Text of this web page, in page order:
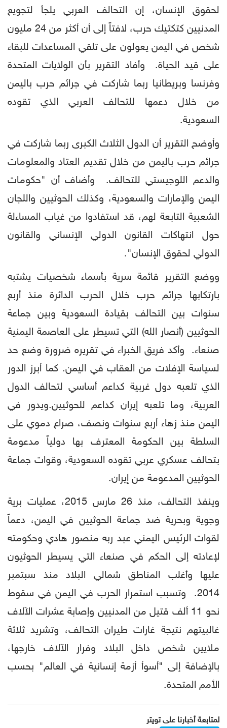
لحقوق الإنسان، إن التحالف العربي يلجأ لتجويع
المدنيين كتكتيك حرب، لافتاً إلى أن أكثر من 24 مليون
شخص في اليمن يعولون على تلقي المساعدات للبقاء
على قيد الحياة. وأفاد التقرير بأن الولايات المتحدة
وفرنسا وبريطانيا ربما شاركت في جرائم حرب باليمن
من خلال دعمها للتحالف العربي الذي تقوده
السعودية.
وأوضح التقرير أن الدول الثلاث الكبرى ربما شاركت في
جرائم حرب باليمن من خلال تقديم العتاد والمعلومات
والدعم اللوجيستي للتحالف. وأضاف أن "حكومات
اليمن والإمارات والسعودية، وكذلك الحوثيين واللجان
الشعبية التابعة لهم، قد استفادوا من غياب المساءلة
حول انتهاكات القانون الدولي الإنساني والقانون
الدولي لحقوق الإنسان".
ووضع التقرير قائمة سرية بأسماء شخصيات يشتبه
بارتكابها جرائم حرب خلال الحرب الدائرة منذ أربع
سنوات بين التحالف بقيادة السعودية وبين جماعة
الحوثيين (أنصار الله) التي تسيطر على العاصمة اليمنية
صنعاء. وأكد فريق الخبراء في تقريره ضرورة وضع حد
لسياسة الإفلات من العقاب في اليمن. كما أبرز الدور
الذي تلعبه دول غربية كداعم أساسي لتحالف الدول
العربية، وما تلعبه إيران كداعم للحوثيين.ويدور في
اليمن منذ زهاء أربع سنوات ونصف، صراع دموي على
السلطة بين الحكومة المعترف بها دولياً مدعومة
بتحالف عسكري عربي تقوده السعودية، وقوات جماعة
الحوثيين المدعومة من إيران.
وينفذ التحالف، منذ 26 مارس 2015، عمليات برية
وجوية وبحرية ضد جماعة الحوثيين في اليمن، دعماً
لقوات الرئيس اليمني عبد ربه منصور هادي وحكومته
لإعادته إلى الحكم في صنعاء التي يسيطر الحوثيون
عليها وأغلب المناطق شمالي البلاد منذ سبتمبر
2014. وتسبب استمرار الحرب في اليمن في سقوط
نحو 11 ألف قتيل من المدنيين وإصابة عشرات الآلاف
غالبيتهم نتيجة غارات طيران التحالف، وتشريد ثلاثة
ملايين شخص داخل البلاد وفرار الآلاف خارجها،
بالإضافة إلى "أسوأ أزمة إنسانية في العالم" بحسب
الأمم المتحدة.
لمتابعة أخبارنا على تويتر